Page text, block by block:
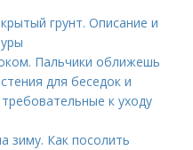
грунт. Описание и
Пальчики оближешь
для беседок и
к уходу
зиму. Как посолить